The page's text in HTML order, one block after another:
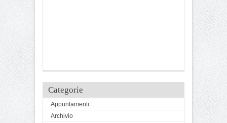
Categorie
Appuntamenti
Archivio